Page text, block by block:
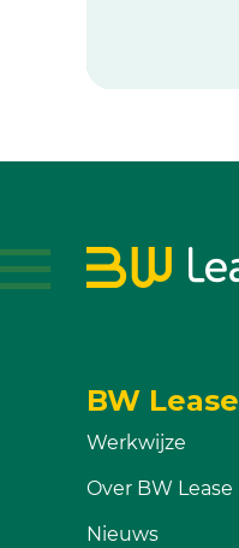
BW Lease
Werkwijze
Over BW Lease
Nieuws